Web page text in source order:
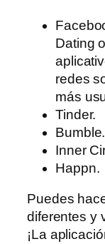
Dating
redes
más
Tinder.
Bumble.
Inner
Happn.
Puedes
diferentes y
¡La